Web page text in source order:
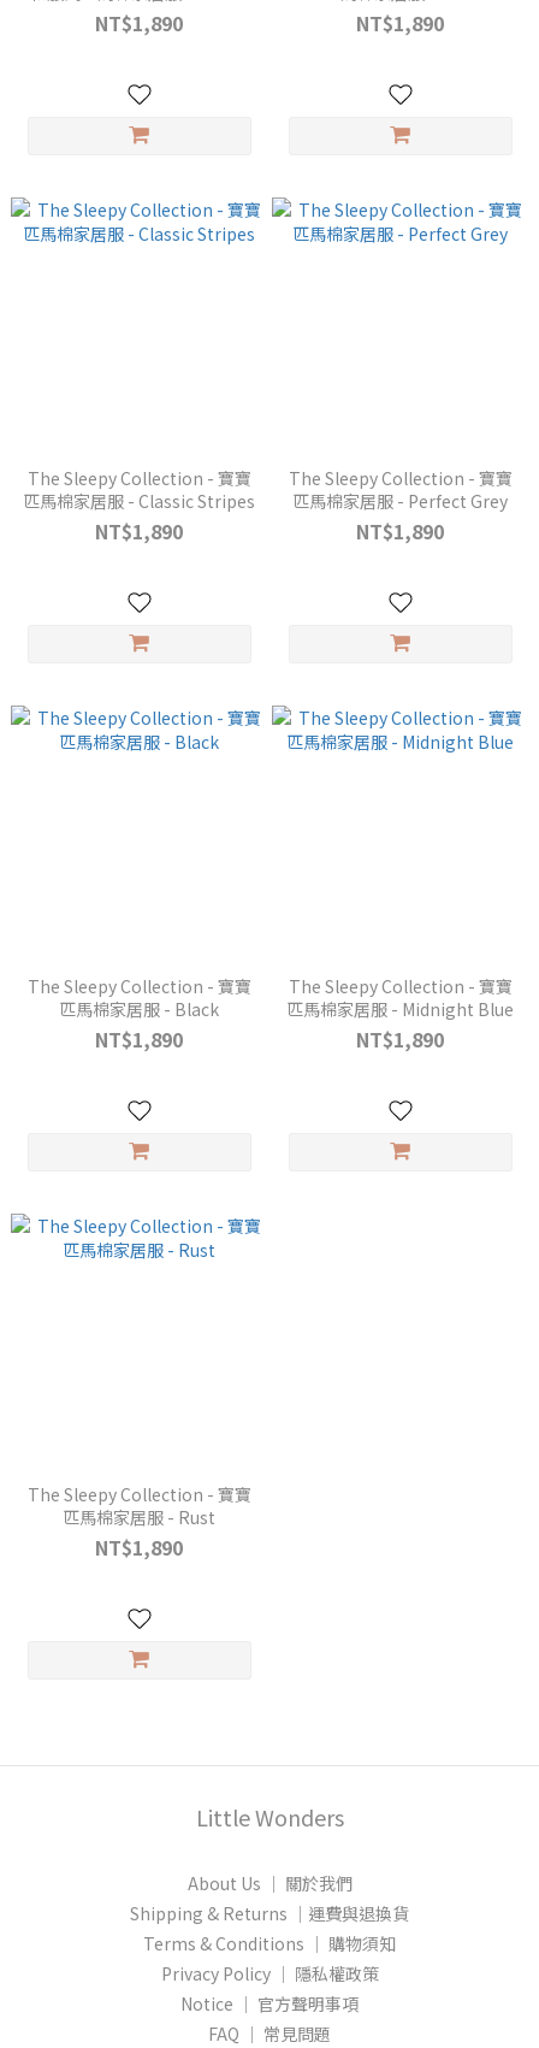
NT$1,890 NT$1,890
The Sleepy Collection - 寶寶
匹馬棉家居服 - Classic Stripes
NT$1,890
The Sleepy Collection - 寶寶
匹馬棉家居服 - Perfect Grey
NT$1,890
The Sleepy Collection - 寶寶
匹馬棉家居服 - Black
NT$1,890
The Sleepy Collection - 寶寶
匹馬棉家居服 - Midnight Blue
NT$1,890
The Sleepy Collection - 寶寶
匹馬棉家居服 - Rust
NT$1,890
Little Wonders
About Us │ 關於我們
Shipping & Returns │運費與退換貨
Terms & Conditions │ 購物須知
Privacy Policy │ 隱私權政策
Notice │ 官方聲明事項
FAQ │ 常見問題